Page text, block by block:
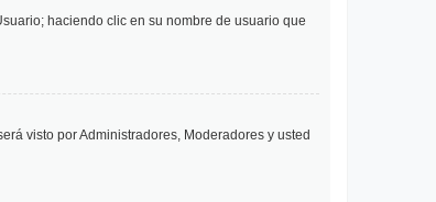
haciendo clic en su nombre de usuario que
visto por Administradores, Moderadores y usted